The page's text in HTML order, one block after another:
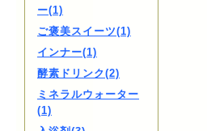
ー(1)
ご褒美スイーツ(1)
インナー(1)
酵素ドリンク(2)
ミネラルウォーター
(1)